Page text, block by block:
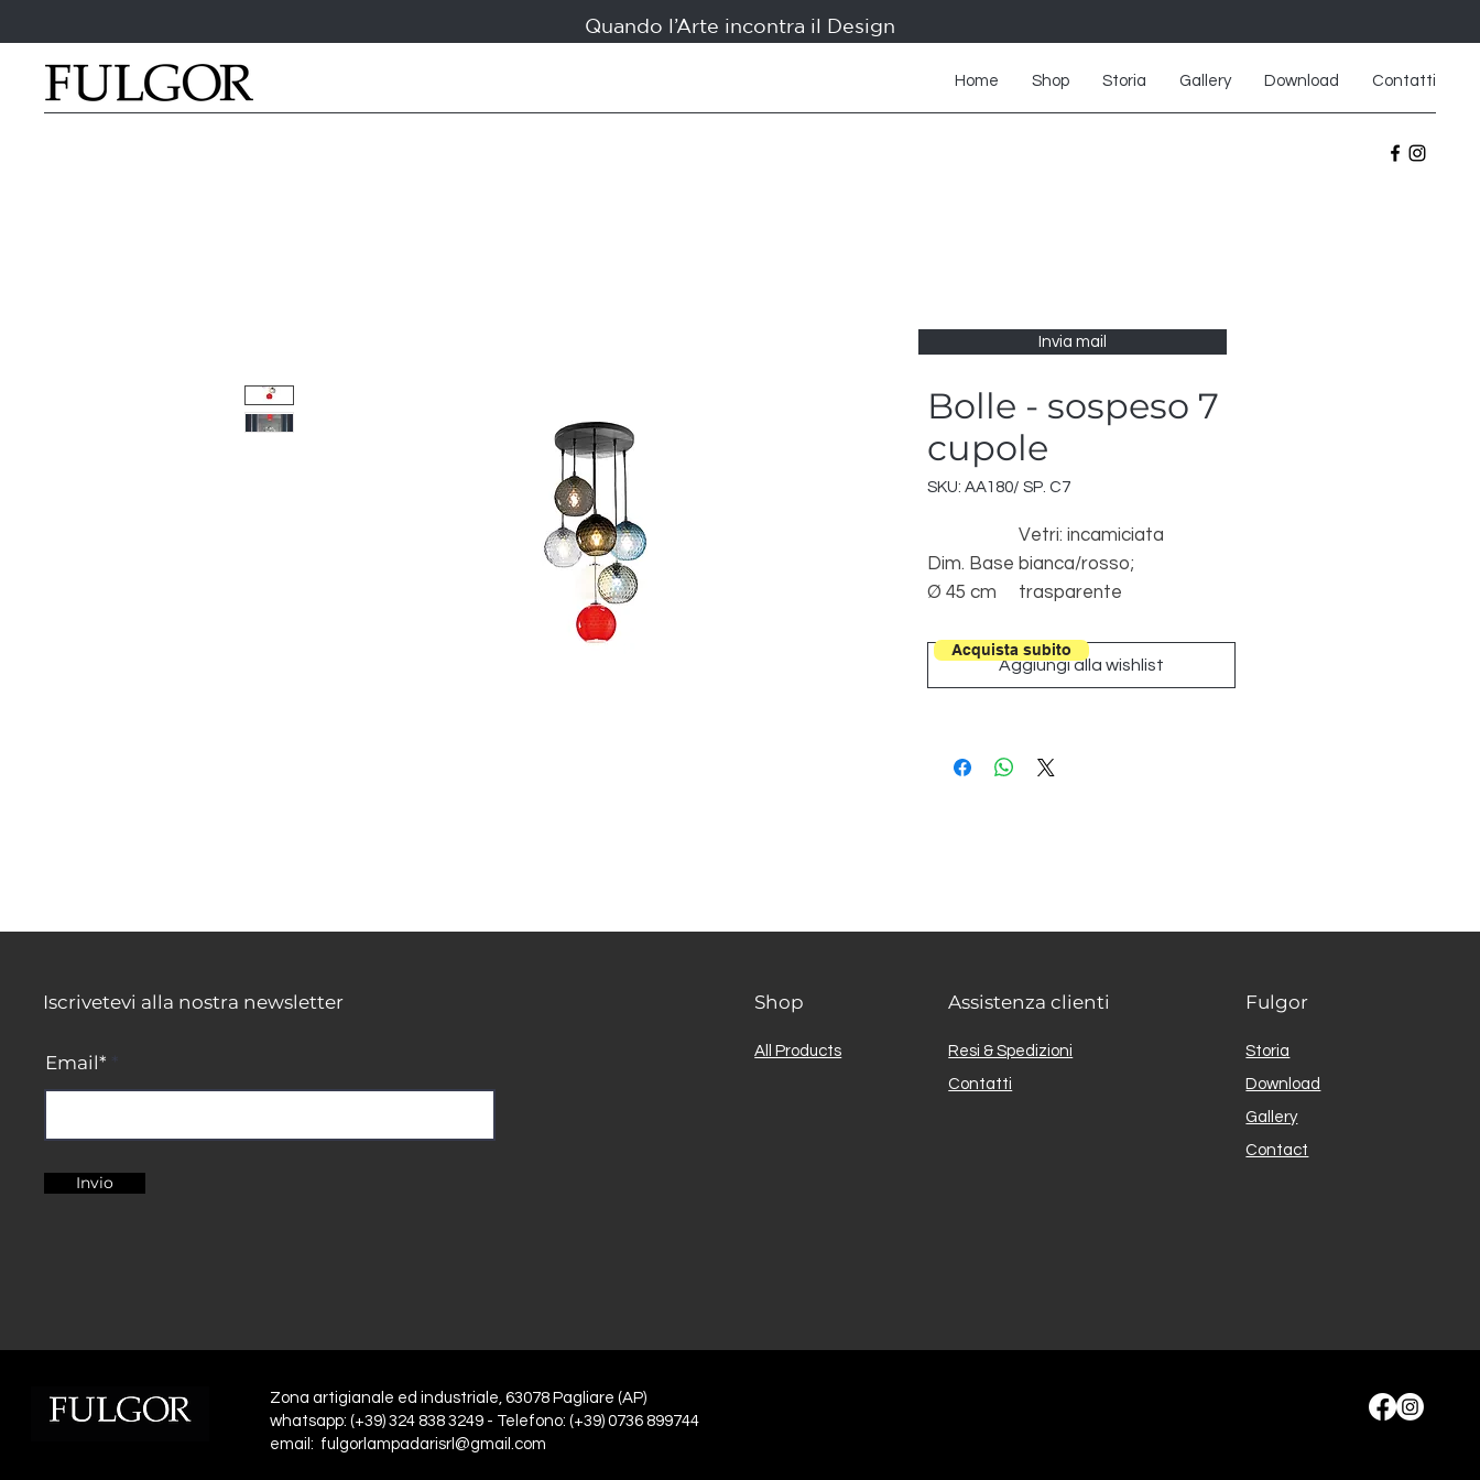
Quando l’Arte incontra il Design
Home Shop Storia Gallery Download Contatti
Bolle - sospeso 7
cupole
SKU: AA180/ SP. C7
Dim. Base
Ø 45 cm
cm H 60 /
20 cm
Vetri: incamiciata
bianca/rosso;
trasparente
azzurro/tortora; iride
Struttura:
Aggiungi alla wishlist
Invia mail
Acquista subito
Iscrivetevi alla nostra newsletter
Email*
Invio
Shop
All Products
Assistenza clienti
Resi & Spedizioni
Contatti
Fulgor
Storia
Download
Gallery
Contact
Zona artigianale ed industriale, 63078 Pagliare (AP)
whatsapp: (+39) 324 838 3249 - Telefono: (+39) 0736 899744
email: fulgorlampadarisrl@gmail.com